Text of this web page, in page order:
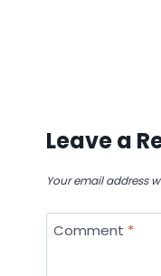
Leave a
Your email address
Comment *